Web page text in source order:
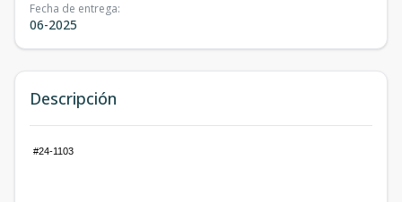
Fecha de entrega:
06-2025
Descripción
#24-1103